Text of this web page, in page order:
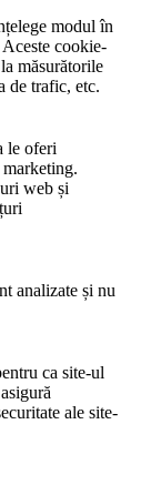
modul în
cookie-
măsurătorile
de trafic, etc.
le oferi
web și
analizate și nu
ca site-ul
ale site-